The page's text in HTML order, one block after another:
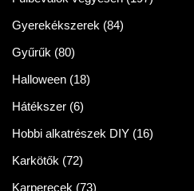
Gyerekékszerek (84)
Gyűrűk (80)
Halloween (18)
Hátékszer (6)
Hobbi alkatrészek DIY (16)
Karkötők (72)
Karperecek (73)